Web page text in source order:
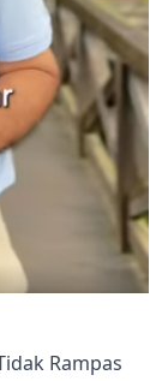
Rampas